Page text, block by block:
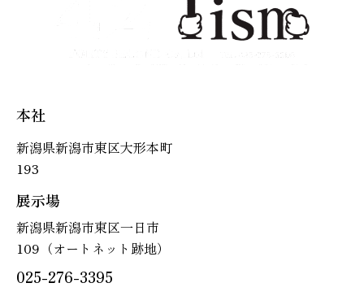
本社
新潟県新潟市東区大形本町
193
展示場
新潟県新潟市東区一日市
109（オートネット跡地）
025-276-3395